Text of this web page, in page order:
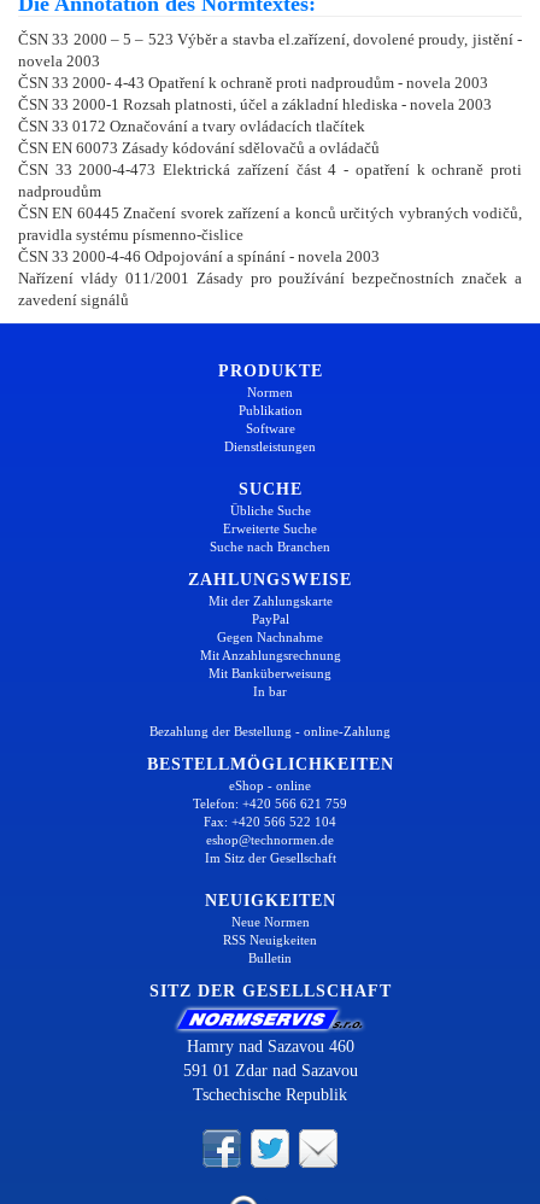
ČSN 33 2000 – 5 – 523 Výběr a stavba el.zařízení, dovolené proudy, jistění -
novela 2003
ČSN 33 2000- 4-43 Opatření k ochraně proti nadproudům - novela 2003
ČSN 33 2000-1 Rozsah platnosti, účel a základní hlediska - novela 2003
ČSN 33 0172 Označování a tvary ovládacích tlačítek
ČSN EN 60073 Zásady kódování sdělovačů a ovládačů
ČSN 33 2000-4-473 Elektrická zařízení část 4 - opatření k ochraně proti
nadproudům
ČSN EN 60445 Značení svorek zařízení a konců určitých vybraných vodičů,
pravidla systému písmenno-čislice
ČSN 33 2000-4-46 Odpojování a spínání - novela 2003
Nařízení vlády 011/2001 Zásady pro používání bezpečnostních značek a
zavedení signálů
PRODUKTE
Normen
Publikation
Software
Dienstleistungen
SUCHE
Übliche Suche
Erweiterte Suche
Suche nach Branchen
ZAHLUNGSWEISE
Mit der Zahlungskarte
PayPal
Gegen Nachnahme
Mit Anzahlungsrechnung
Mit Banküberweisung
In bar
Bezahlung der Bestellung - online-Zahlung
BESTELLMÖGLICHKEITEN
eShop - online
Telefon: +420 566 621 759
Fax: +420 566 522 104
eshop@technormen.de
Im Sitz der Gesellschaft
NEUIGKEITEN
Neue Normen
RSS Neuigkeiten
Bulletin
SITZ DER GESELLSCHAFT
Hamry nad Sazavou 460
591 01 Zdar nad Sazavou
Tschechische Republik